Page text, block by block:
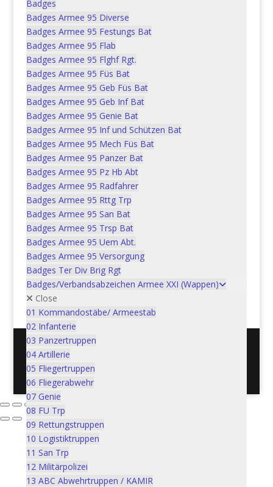
Badges
Badges Armee 95 Diverse
Badges Armee 95 Festungs Bat
Badges Armee 95 Flab
Badges Armee 95 Flghf Rgt.
Badges Armee 95 Füs Bat
Badges Armee 95 Geb Füs Bat
Badges Armee 95 Geb Inf Bat
Badges Armee 95 Genie Bat
Badges Armee 95 Inf und Schützen Bat
Badges Armee 95 Mech Füs Bat
Badges Armee 95 Panzer Bat
Badges Armee 95 Pz Hb Abt
Badges Armee 95 Radfahrer
Badges Armee 95 Rttg Trp
Badges Armee 95 San Bat
Badges Armee 95 Trsp Bat
Badges Armee 95 Uem Abt.
Badges Armee 95 Versorgung
Badges Ter Div Brig Rgt
Badges/Verbandsabzeichen Armee XXI (Wappen)
Close
01 Kommandostäbe/ Armeestab
02 Infanterie
03 Panzertruppen
04 Artillerie
05 Fliegertruppen
06 Fliegerabwehr
07 Genie
08 FU Trp
09 Rettungstruppen
10 Logistiktruppen
11 San Trp
12 Militärpolizei
13 ABC Abwehrtruppen / KAMIR
d’engagement de l’arme à feu
gültig ab 1.11.2009
CHF5.00 In den Warenkorb
Die Genfer Abkommen vom
12. August 1949 (IKRK 1971)
CHF5.00 In den Warenkorb
Organisation der
Ausbildungsdienste ODA
gültig ab 1.1.2010
CHF5.00 In den Warenkorb
Postadresse: Verein Schweizer Armeemuseum, 3600
Thun / Mail: info@armeemuseum.ch